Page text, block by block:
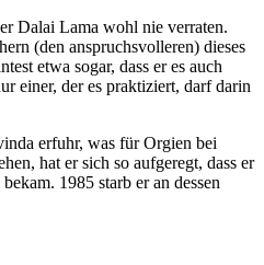
Dalai Lama wohl nie verraten.
(den anspruchsvolleren) dieses
etwa sogar, dass er es auch
einer, der es praktiziert, darf darin
erfuhr, was für Orgien bei
hat er sich so aufgeregt, dass er
1985 starb er an dessen